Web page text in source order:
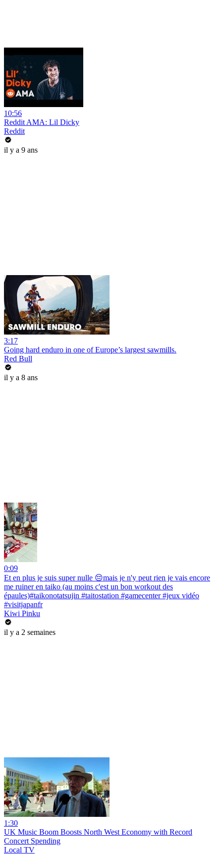
10:56
Reddit AMA: Lil Dicky
Reddit
il y a 9 ans
3:17
Going hard enduro in one of Europe’s largest sawmills.
Red Bull
il y a 8 ans
0:09
Et en plus je suis super nulle 😔mais je n'y peut rien je vais encore
me ruiner en taiko (au moins c'est un bon workout des
épaules)#taikonotatsujin #taitostation #gamecenter #jeux vidéo
#visitjapanfr
Kiwi Pinku
il y a 2 semaines
1:30
UK Music Boom Boosts North West Economy with Record
Concert Spending
Local TV